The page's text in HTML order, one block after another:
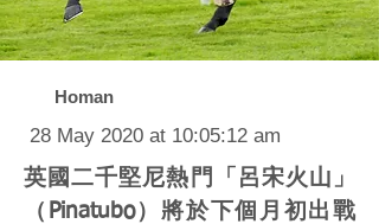
Homan
28 May 2020 at 10:05:12 am
英國二千堅尼熱門「呂宋火山」
（Pinatubo）將於下個月初出戰